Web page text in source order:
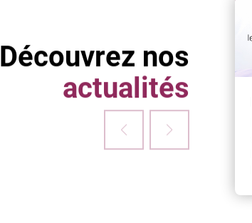
Découvrez nos
actualités